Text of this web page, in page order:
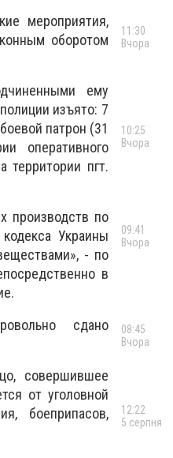
мероприятия,
оборотом
ему
изъято: 7
патрон (31
оперативного
территории пгт.
производств по
Украины
- по
в
сдано
совершившее
от уголовной
боеприпасов,
11:30
Вчора
10:25
Вчора
09:41
Вчора
08:45
Вчора
12:22
5 серпня